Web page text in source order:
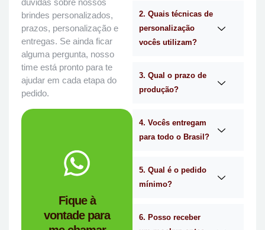
dúvidas sobre nossos
brindes personalizados,
prazos, personalização e
entregas. Se ainda ficar
alguma pergunta, nosso
time está pronto para te
ajudar em cada etapa do
pedido.
Fique à
vontade para
empresa de
brindes certa para
Me chama
no
2. Quais técnicas de
personalização
vocês utilizam?
3. Qual o prazo de
produção?
4. Vocês entregam
para todo o Brasil?
5. Qual é o pedido
mínimo?
6. Posso receber